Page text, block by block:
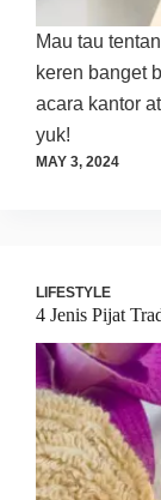
Mau tau
keren banget
acara kantor
yuk!
MAY 3, 2024
LIFESTYLE
4 Jenis Pijat